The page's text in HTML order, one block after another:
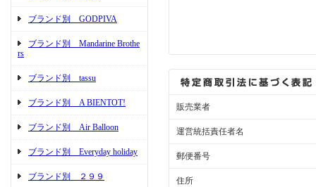
ブランド別 GODPIVA
ブランド別 Mandarine Brothe
rs
ブランド別 tassu
ブランド別 A BIENTOT!
ブランド別 Air Balloon
ブランド別 Everyday holiday
ブランド別 ２９９
販売業者
運営統括責任者名
郵便番号
住所